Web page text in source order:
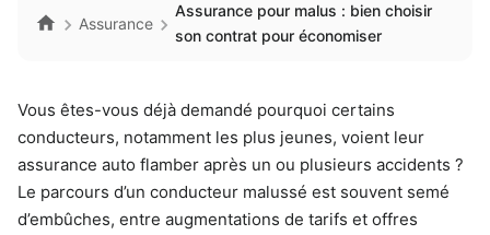
Assurance
Assurance pour malus : bien choisir
son contrat pour économiser
Vous êtes-vous déjà demandé pourquoi certains
conducteurs, notamment les plus jeunes, voient leur
assurance auto flamber après un ou plusieurs accidents ?
Le parcours d’un conducteur malussé est souvent semé
d’embûches, entre augmentations de tarifs et offres